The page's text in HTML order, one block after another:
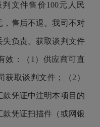
文件售价100元人民
，售后不退。我司不对
失负责。获取谈判文件
效：（1）供应商可直
取谈判文件；（2）
凭证中注明本项目的
凭证扫描件（或网银